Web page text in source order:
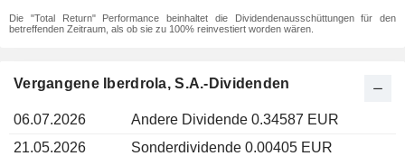
Die "Total Return" Performance beinhaltet die Dividendenausschüttungen für den
betreffenden Zeitraum, als ob sie zu 100% reinvestiert worden wären.
Vergangene Iberdrola, S.A.-Dividenden
06.07.2026
Andere Dividende 0.34587 EUR
21.05.2026
Sonderdividende 0.00405 EUR